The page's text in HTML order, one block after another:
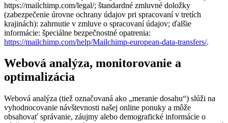
https://mailchimp.com/legal/; štandardné zmluvné doložky
(zabezpečenie úrovne ochrany údajov pri spracovaní v tretích
krajinách): zahrnutie v zmluve o spracovaní údajov; ďalšie
informácie: špeciálne bezpečnostné opatrenia:
https://mailchimp.com/help/Mailchimp-european-data-transfers/.
Webová analýza, monitorovanie a
optimalizácia
Webová analýza (tiež označovaná ako „meranie dosahu“) slúži na
vyhodnocovanie návštevnosti našej online ponuky a môže
obsahovať správanie, záujmy alebo demografické informácie o